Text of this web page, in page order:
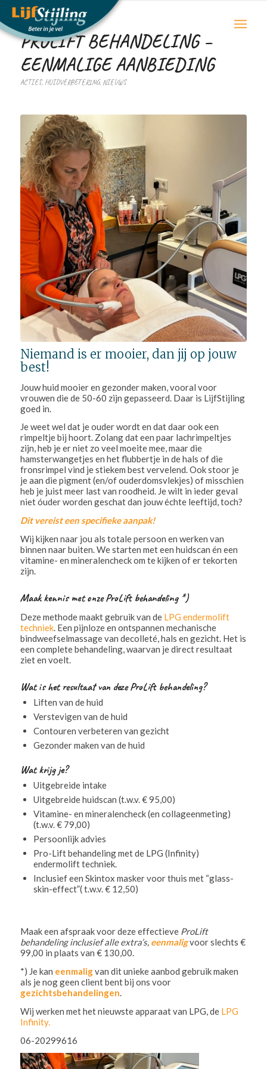
PROLIFT BEHANDELING –
EENMALIGE AANBIEDING
ACTIES, HUIDVERBETERING, NIEUWS
Niemand is er mooier, dan jij op jouw
best!
Jouw huid mooier en gezonder maken, vooral voor
vrouwen die de 50-60 zijn gepasseerd. Daar is LijfStijling
goed in.
Je weet wel dat je ouder wordt en dat daar ook een
rimpeltje bij hoort. Zolang dat een paar lachrimpeltjes
zijn, heb je er niet zo veel moeite mee, maar die
hamsterwangetjes en het flubbertje in de hals of die
fronsrimpel vind je stiekem best vervelend. Ook stoor je
je aan die pigment (en/of ouderdomsvlekjes) of misschien
heb je juist meer last van roodheid. Je wilt in ieder geval
niet óuder worden geschat dan jouw échte leeftijd, toch?
Dit vereist een specifieke aanpak!
Wij kijken naar jou als totale persoon en werken van
binnen naar buiten. We starten met een huidscan én een
vitamine- en mineralencheck om te kijken of er tekorten
zijn.
Maak kennis met onze ProLift behandeling *)
Deze methode maakt gebruik van de LPG endermolift
techniek. Een pijnloze en ontspannen mechanische
bindweefselmassage van decolleté, hals en gezicht. Het is
een complete behandeling, waarvan je direct resultaat
ziet en voelt.
Wat is het resultaat van deze ProLift behandeling?
Liften van de huid
Verstevigen van de huid
Contouren verbeteren van gezicht
Gezonder maken van de huid
Wat krijg je?
Uitgebreide intake
Uitgebreide huidscan (t.w.v. € 95,00)
Vitamine- en mineralencheck (en collageenmeting)
(t.w.v. € 79,00)
Persoonlijk advies
Pro-Lift behandeling met de LPG (Infinity)
endermolift techniek.
Inclusief een Skintox masker voor thuis met “glass-
skin-effect”( t.w.v. € 12,50)
Maak een afspraak voor deze effectieve ProLift
behandeling inclusief alle extra’s, eenmaligvoor slechts €
99,00 in plaats van € 130,00.
*) Je kan eenmaligvan dit unieke aanbod gebruik maken
als je nog geen client bent bij ons voor
gezichtsbehandelingen.
Wij werken met het nieuwste apparaat van LPG, de LPG
Infinity.
06-20299616